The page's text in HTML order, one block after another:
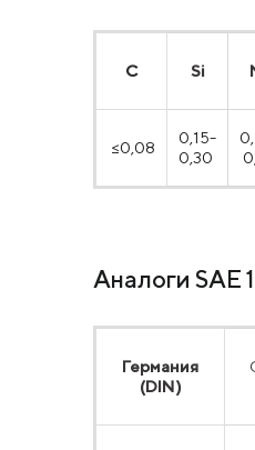
С Si
≤0,08
0,15-
0,30
Аналоги SAE
Германия
(DIN)